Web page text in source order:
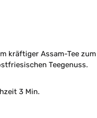
kräftiger Assam-Tee zum
Teegenuss.
3 Min.